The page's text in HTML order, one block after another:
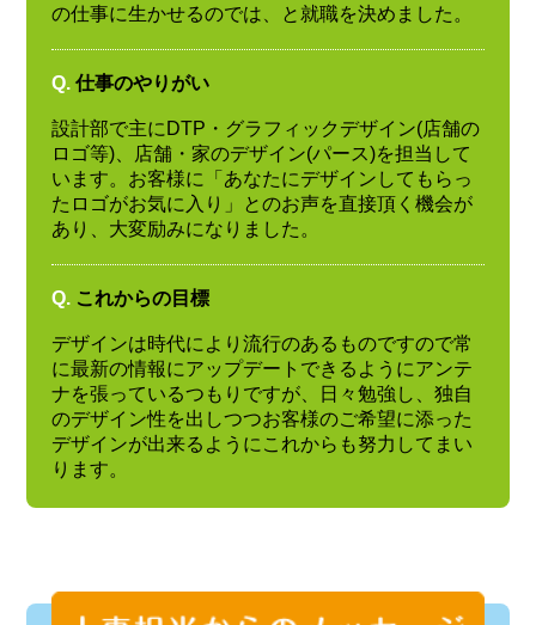
の仕事に生かせるのでは、と就職を決めました。
Q. 仕事のやりがい
設計部で主にDTP・グラフィックデザイン(店舗の
ロゴ等)、店舗・家のデザイン(パース)を担当して
います。お客様に「あなたにデザインしてもらっ
たロゴがお気に入り」とのお声を直接頂く機会が
あり、大変励みになりました。
Q. これからの目標
デザインは時代により流行のあるものですので常
に最新の情報にアップデートできるようにアンテ
ナを張っているつもりですが、日々勉強し、独自
のデザイン性を出しつつお客様のご希望に添った
デザインが出来るようにこれからも努力してまい
ります。